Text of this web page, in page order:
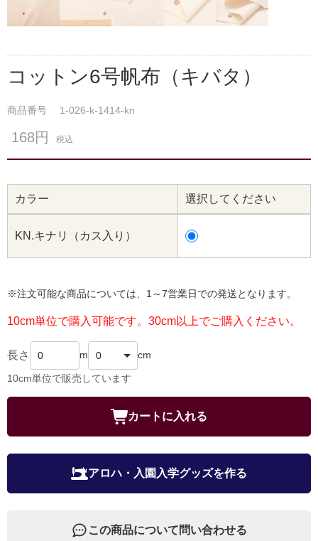
コットン6号帆布（キバタ）
商品番号 1-026-k-1414-kn
168円 税込
カラー 選択してください
KN.キナリ（カス入り）
※注文可能な商品については、1～7営業日での発送となります。
10cm単位で購入可能です。30cm以上でご購入ください。
長さ m cm
10cm単位で販売しています
カートに入れる
アロハ・入園入学グッズを作る
この商品について問い合わせる